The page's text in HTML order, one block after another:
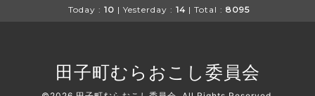
Today : 10 | Yesterday : 14 | Total : 8095
田子町むらおこし委員会